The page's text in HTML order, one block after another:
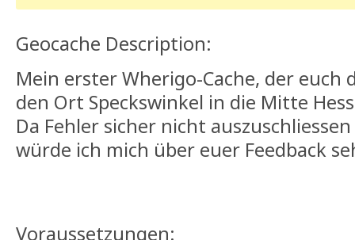
Geocache Description:
Mein erster Wherigo-Cache, der euch
den Ort Speckswinkel in die Mitte
Da Fehler sicher nicht
würde ich mich über euer Feedback
Voraussetzungen: